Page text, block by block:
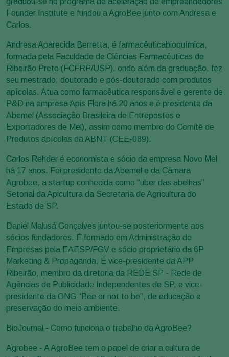
Founder Institute e fundou a AgroBee junto com Andresa e
Carlos.
Andresa Aparecida Berretta, é farmacêuticabioquímica,
formada pela Faculdade de Ciências Farmacêuticas de
Ribeirão Preto (FCFRP/USP), onde além da graduação, fez
seu mestrado, doutorado e pós-doutorado com produtos
apícolas. Atua como farmacêutica responsável e gerente de
P&D na empresa Apis Flora há 20 anos e é presidente da
Abemel (Associação Brasileira de Entrepostos e
Exportadores de Mel), assim como membro do Comitê de
Produtos apícolas da ABNT (CEE-089).
Carlos Rehder é economista e sócio da empresa Novo Mel
há 17 anos. Foi presidente da Abemel e da Câmara
Agrobee, a startup conhecida como “uber das abelhas”
Setorial da Apicultura da Secretaria de Agricultura do
Estado de SP.
Daniel Malusá Gonçalves juntou-se posteriormente aos
sócios fundadores. É formado em Administração de
Empresas pela EAESP/FGV e sócio proprietário da 6P
Marketing & Propaganda. É vice-presidente da APP
Ribeirão, membro da diretoria da REDE SP - Rede de
Agências de Publicidade Independentes de SP, e vice-
presidente da ONG “Bee or not to be”, de educação e
preservação do meio ambiente.
BioJournal - Como funciona o trabalho da AgroBee?
Agrobee - A AgroBee tem o papel de criar a cultura de